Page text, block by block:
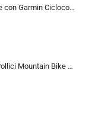
RAVEMEN FR160 Compatibile con Garmin Ciclocomputer, 6 modalità di illuminazione Ciclismo Accessori per Luce Lampeggiante di a
IBK Bicicletta Bici MTB 20” Pollici Mountain Bike BIAMMORTIZZATA Ragazzo Cambio 21 Velocità Freni a Disco Rossa